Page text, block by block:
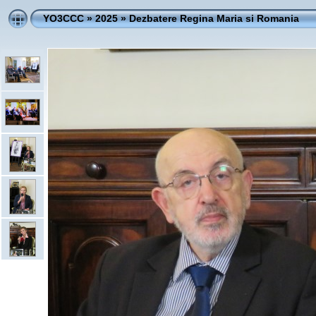
YO3CCC»2025»Dezbatere Regina Maria si Romania